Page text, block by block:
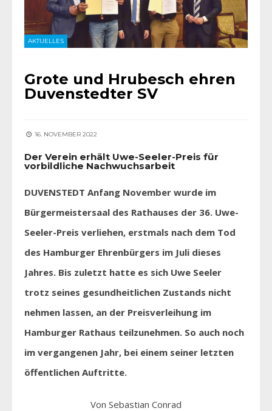
AKTUELLES
Grote und Hrubesch ehren
Duvenstedter SV
16. NOVEMBER 2022
Der Verein erhält Uwe-Seeler-Preis für
vorbildliche Nachwuchsarbeit
DUVENSTEDT Anfang November wurde im
Bürgermeistersaal des Rathauses der 36. Uwe-
Seeler-Preis verliehen, erstmals nach dem Tod
des Hamburger Ehrenbürgers im Juli dieses
Jahres. Bis zuletzt hatte es sich Uwe Seeler
trotz seines gesundheitlichen Zustands nicht
nehmen lassen, an der Preisverleihung im
Hamburger Rathaus teilzunehmen. So auch noch
im vergangenen Jahr, bei einem seiner letzten
öffentlichen Auftritte.
Von Sebastian Conrad